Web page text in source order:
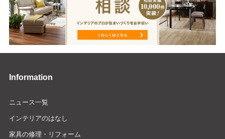
Information
ニュース一覧
インテリアのはなし
家具の修理・リフォーム